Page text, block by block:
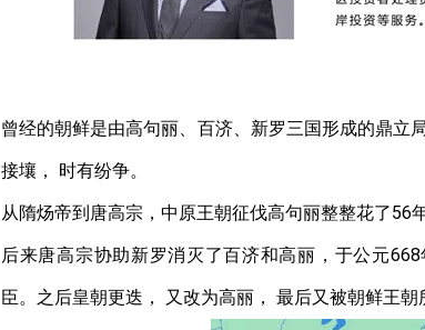
曾经的朝鲜是由高句丽、百济、新罗三国形成的鼎立
接壤，
时有纷争。
从隋炀帝到唐高宗，中原王朝征伐高句丽整整花了56
后来唐高宗协助新罗消灭了百济和高丽，于公元668
臣。之后皇朝更迭，
又改为高丽， 最后又被朝鲜王朝